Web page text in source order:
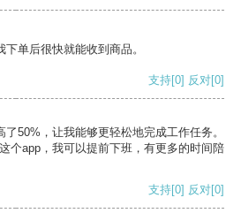
单后很快就能收到商品。
支持[0] 反对[0]
50%，让我能够更轻松地完成工作任务。
个app，我可以提前下班，有更多的时间陪
支持[0] 反对[0]